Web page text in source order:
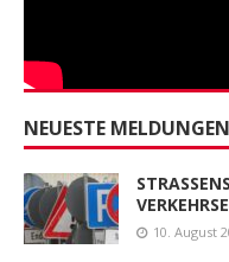
NEUESTE MELDUNGEN
10. August